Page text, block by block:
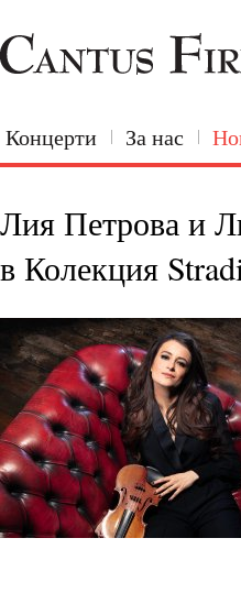
Концерти За нас
Лия Петрова и
в Колекция